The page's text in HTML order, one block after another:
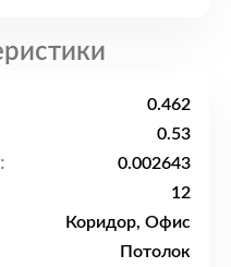
0.462
0.53
0.002643
12
Коридор, Офис
Потолок